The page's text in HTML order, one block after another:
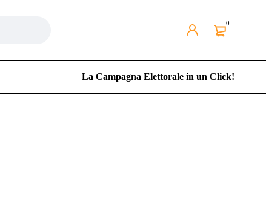
0
La Campagna Elettorale in un Click!